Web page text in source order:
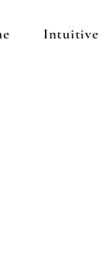
Intuitive